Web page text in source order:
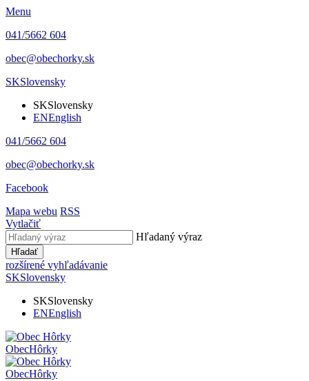
Menu
041/5662 604
obec@obechorky.sk
SKSlovensky
SKSlovensky
ENEnglish
041/5662 604
obec@obechorky.sk
Facebook
Mapa webu RSS
Vytlačiť
Hľadaný výraz
Hľadať
rozšírené vyhľadávanie
SKSlovensky
SKSlovensky
ENEnglish
ObecHôrky
ObecHôrky